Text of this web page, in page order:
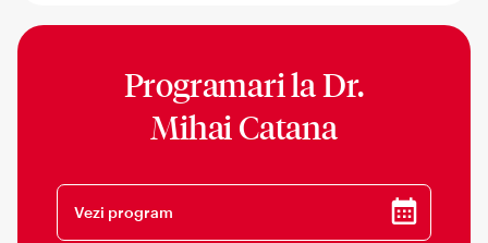
Programari laDr.
Mihai Catana
Vezi program